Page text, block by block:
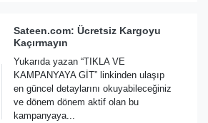
Sateen.com: Ücretsiz Kargoyu
Kaçırmayın
Yukarıda yazan “TIKLA VE
KAMPANYAYA GİT” linkinden ulaşıp
en güncel detaylarını okuyabileceğiniz
ve dönem dönem aktif olan bu
kampanyaya...